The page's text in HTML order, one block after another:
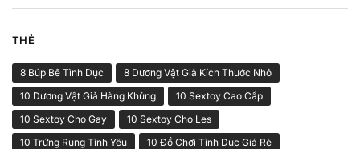
THẺ
8 Búp Bê Tình Dục
8 Dương Vật Giả Kích Thước Nhỏ
10 Dương Vật Giả Hàng Khủng
10 Sextoy Cao Cấp
10 Sextoy Cho Gay
10 Sextoy Cho Les
10 Trứng Rung Tình Yêu
10 Đồ Chơi Tình Dục Giá Rẻ